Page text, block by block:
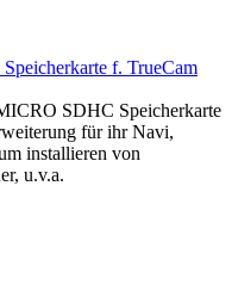
Speicherkarte f. TrueCam
SDHC Speicherkarte
für ihr Navi,
installieren von
u.v.a.